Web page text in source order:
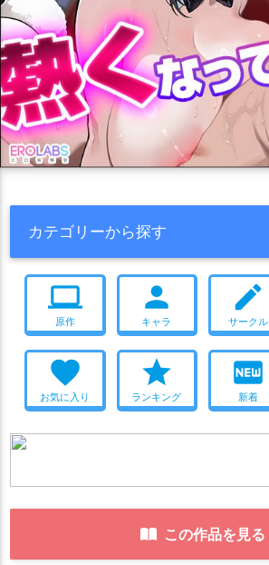
カテゴリーから探す
computer
原作
person
キャラ
create
サークル
favorite
お気に入り
star
ランキング
fiber_new
新着
この作品を見る